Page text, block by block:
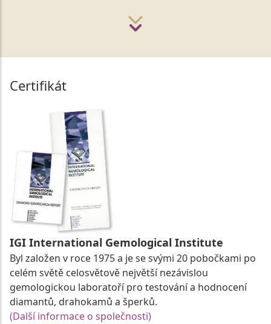
Certifikát
IGI International Gemological Institute
Byl založen v roce 1975 a je se svými 20 pobočkami po
celém světě celosvětově největší nezávislou
gemologickou laboratoří pro testování a hodnocení
diamantů, drahokamů a šperků.
(Další informace o společnosti)